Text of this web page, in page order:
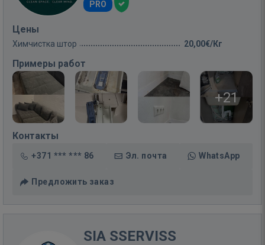
PRO
Цены
Химчистка штор 20,00€/Кг
Примеры работ
+21
Контакты
+371 *** *** 86 Эл. почта WhatsApp
Предложить заказ
SIA SSERVISS